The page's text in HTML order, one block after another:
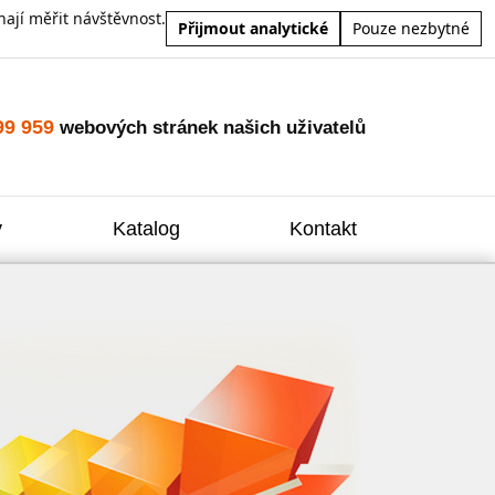
měřit návštěvnost.
Přijmout analytické Pouze nezbytné
959 webových stránek našich uživatelů
Katalog Kontakt